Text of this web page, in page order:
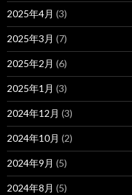
2025年4月 (3)
2025年3月 (7)
2025年2月 (6)
2025年1月 (3)
2024年12月 (3)
2024年10月 (2)
2024年9月 (5)
2024年8月 (5)